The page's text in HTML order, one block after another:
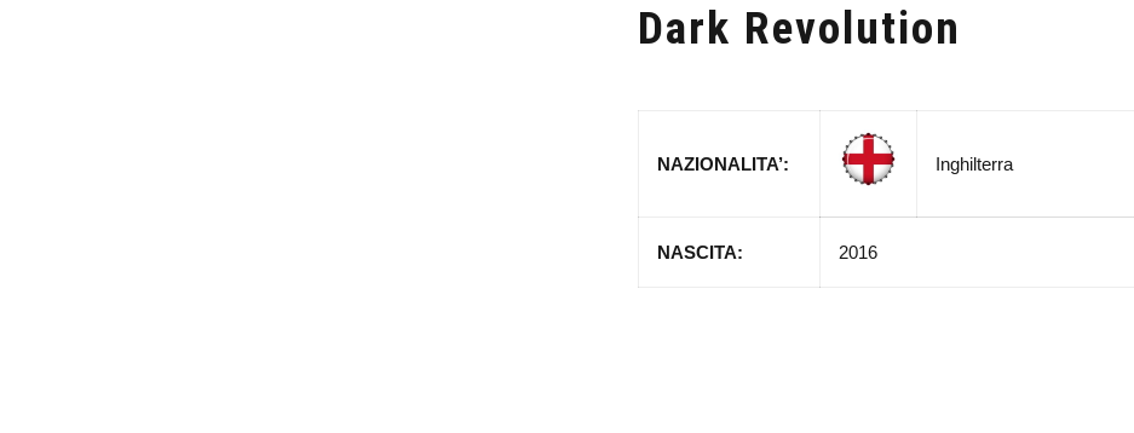
Dark Revolution
NAZIONALITA’: Inghilterra
NASCITA: 2016